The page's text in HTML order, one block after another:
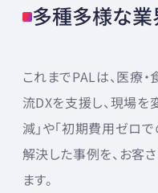
多種多様な業
これまでPALは、医療
流DXを支援し、現場を
減」や「初期費用ゼロ
解決した事例を、お客
ます。